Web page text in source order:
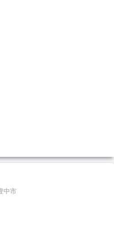
中市